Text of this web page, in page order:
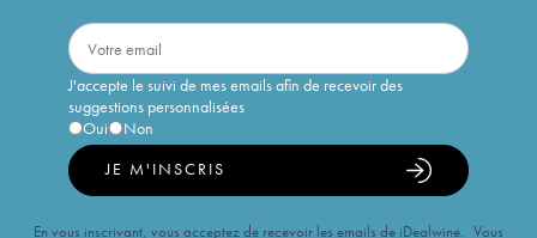
J'accepte le suivi de mes emails afin de recevoir des
suggestions personnalisées
Oui
Non
JE M'INSCRIS
En vous inscrivant, vous acceptez de recevoir les emails de iDealwine. Vous